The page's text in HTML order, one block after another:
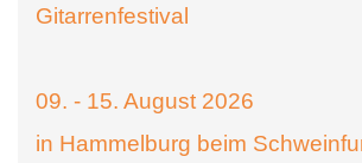
Gitarrenfestival
09. - 15. August 2026
in Hammelburg beim